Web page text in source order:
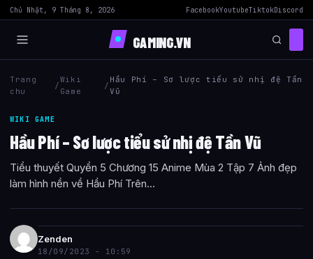
Chủ Nhật, 9 Tháng 8, 2026 FacebookYoutubeTiktokDiscord
GAMING.VN
Trang
chu
/
Wiki
Game
/
Hầu Phí – Sơ lược tiểu sử nhị đệ Tần
Vũ
WIKI GAME
Hầu Phí – Sơ lược tiểu sử nhị đệ Tần Vũ
Tiểu thuyết Quyển 5 Chương 15 Anime Mùa 2 Tập 7 Ảnh đẹp
làm hình nền về Hầu Phí Trên...
Zenden
18/09/2023 - 10:59